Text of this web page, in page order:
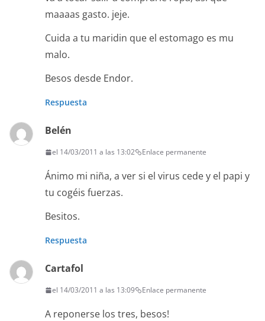
maaaas gasto. jeje.
Cuida a tu maridin que el estomago es mu
malo.
Besos desde Endor.
Respuesta
Belén
el 14/03/2011 a las 13:02 Enlace permanente
Ánimo mi niña, a ver si el virus cede y el papi y
tu cogéis fuerzas.
Besitos.
Respuesta
Cartafol
el 14/03/2011 a las 13:09 Enlace permanente
A reponerse los tres, besos!